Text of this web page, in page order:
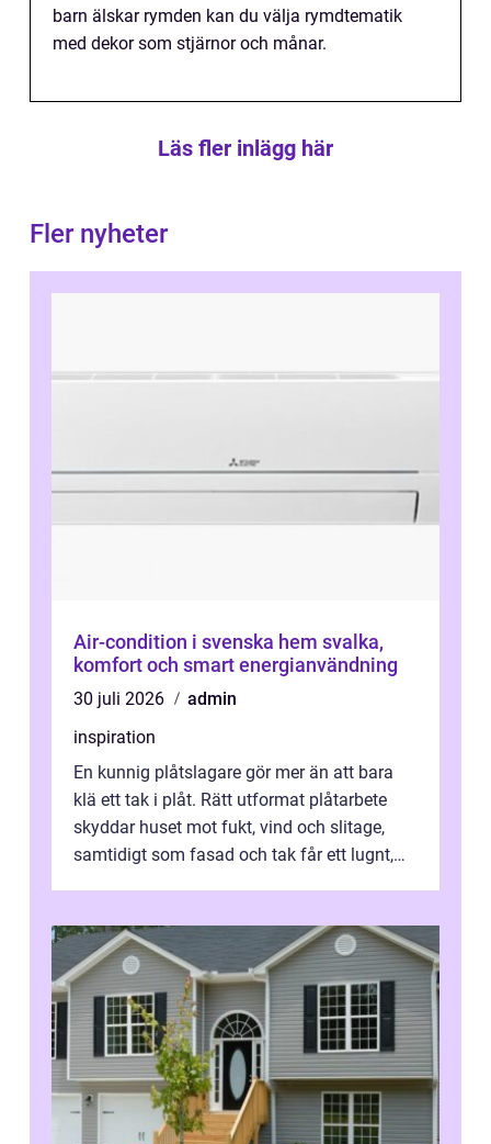
barn älskar rymden kan du välja rymdtematik
med dekor som stjärnor och månar.
Läs fler inlägg här
Fler nyheter
Air-condition i svenska hem svalka,
komfort och smart energianvändning
30 juli 2026
admin
inspiration
En kunnig plåtslagare gör mer än att bara
klä ett tak i plåt. Rätt utformat plåtarbete
skyddar huset mot fukt, vind och slitage,
samtidigt som fasad och tak får ett lugnt,